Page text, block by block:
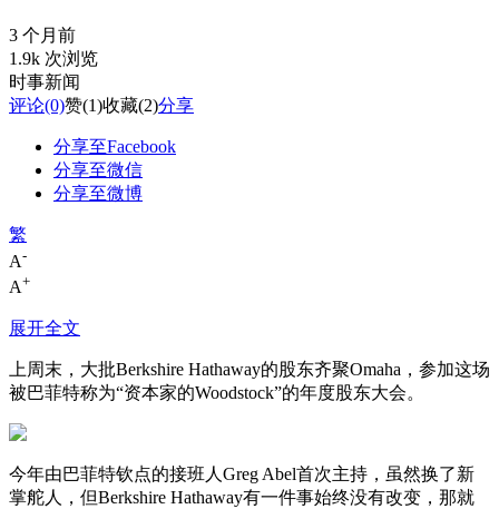
3 个月前
1.9k 次浏览
时事新闻
评论(0)赞(1)收藏(2)分享
分享至Facebook
分享至微信
分享至微博
繁
A-
A+
展开全文
上周末，大批Berkshire Hathaway的股东齐聚Omaha，参加这场
被巴菲特称为“资本家的Woodstock”的年度股东大会。
今年由巴菲特钦点的接班人Greg Abel首次主持，虽然换了新
掌舵人，但Berkshire Hathaway有一件事始终没有改变，那就